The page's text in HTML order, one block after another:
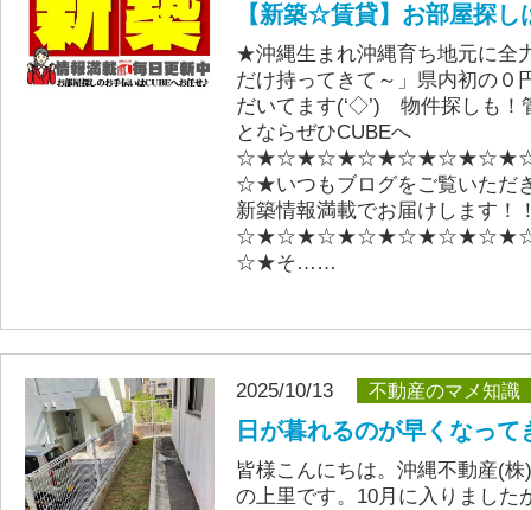
【新築☆賃貸】お部屋探し
★沖縄生まれ沖縄育ち地元に全
だけ持ってきて～」県内初の０
だいてます(‘◇’)ゞ物件探しも
とならぜひCUBEへ
☆★いつもブログをご覧いただ
新築情報満載でお届けします！
☆★そ……
2025/10/13 不動産のマメ知識
日が暮れるのが早くなって
皆様こんにちは。沖縄不動産(
の上里です。10月に入りました